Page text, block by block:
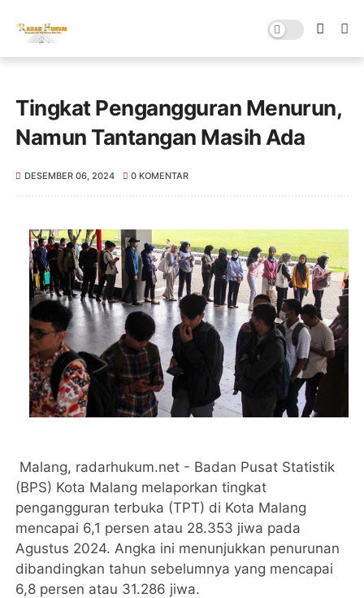
Tingkat Pengangguran Menurun,
Namun Tantangan Masih Ada
DESEMBER 06, 2024 0 KOMENTAR
Malang, radarhukum.net - Badan Pusat Statistik
(BPS) Kota Malang melaporkan tingkat
pengangguran terbuka (TPT) di Kota Malang
mencapai 6,1 persen atau 28.353 jiwa pada
Agustus 2024. Angka ini menunjukkan penurunan
dibandingkan tahun sebelumnya yang mencapai
6,8 persen atau 31.286 jiwa.